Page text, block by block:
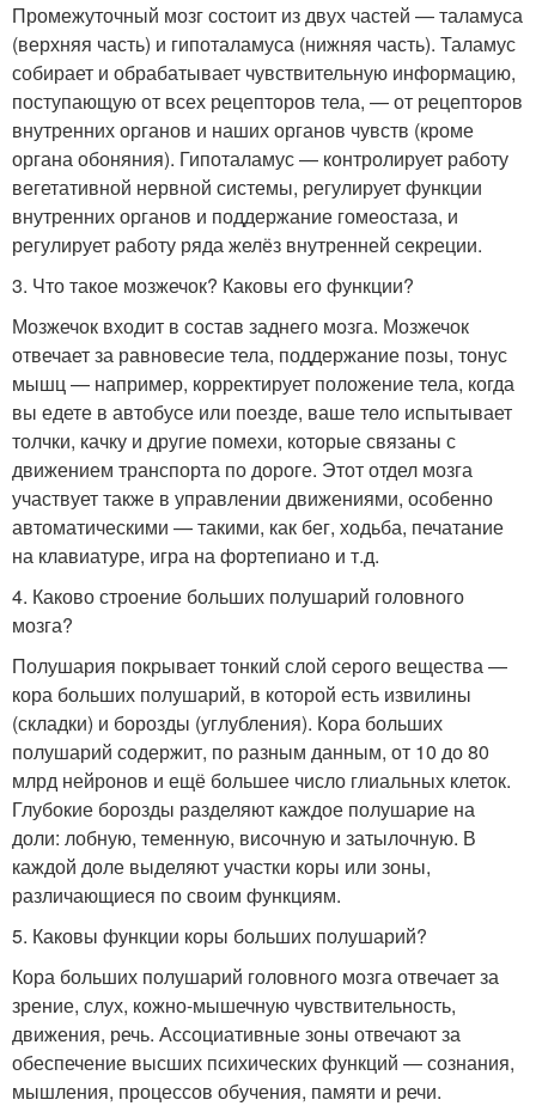
Промежуточный мозг состоит из двух частей — таламуса
(верхняя часть) и гипоталамуса (нижняя часть). Таламус
собирает и обрабатывает чувствительную информацию,
поступающую от всех рецепторов тела, — от рецепторов
внутренних органов и наших органов чувств (кроме
органа обоняния). Гипоталамус — контролирует работу
вегетативной нервной системы, регулирует функции
внутренних органов и поддержание гомеостаза, и
регулирует работу ряда желёз внутренней секреции.
3. Что такое мозжечок? Каковы его функции?
Мозжечок входит в состав заднего мозга. Мозжечок
отвечает за равновесие тела, поддержание позы, тонус
мышц — например, корректирует положение тела, когда
вы едете в автобусе или поезде, ваше тело испытывает
толчки, качку и другие помехи, которые связаны с
движением транспорта по дороге. Этот отдел мозга
участвует также в управлении движениями, особенно
автоматическими — такими, как бег, ходьба, печатание
на клавиатуре, игра на фортепиано и т.д.
4. Каково строение больших полушарий головного
мозга?
Полушария покрывает тонкий слой серого вещества —
кора больших полушарий, в которой есть извилины
(складки) и борозды (углубления). Кора больших
полушарий содержит, по разным данным, от 10 до 80
млрд нейронов и ещё большее число глиальных клеток.
Глубокие борозды разделяют каждое полушарие на
доли: лобную, теменную, височную и затылочную. В
каждой доле выделяют участки коры или зоны,
различающиеся по своим функциям.
5. Каковы функции коры больших полушарий?
Кора больших полушарий головного мозга отвечает за
зрение, слух, кожно-мышечную чувствительность,
движения, речь. Ассоциативные зоны отвечают за
обеспечение высших психических функций — сознания,
мышления, процессов обучения, памяти и речи.